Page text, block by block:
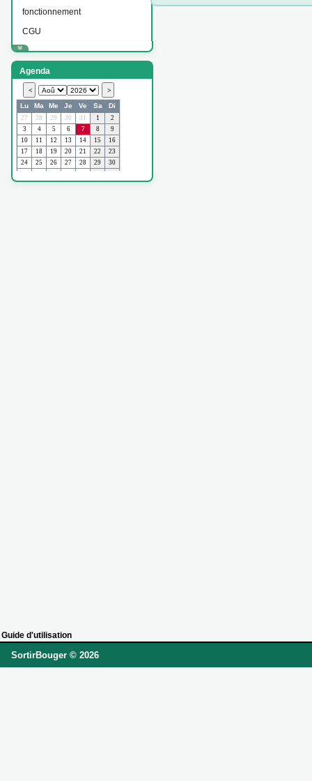
fonctionnement
CGU
Agenda
Guide d'utilisation
SortirBouger © 2026